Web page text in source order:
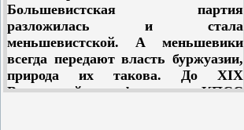
равной территориям Англии,
Франции, Италии, Бельгии и
Нидерландов вместе взятых.
Центральное место в плане
занимало полезащитное
лесоразведение и орошение. Проект,
Большевистская партия
разложилась и стала
меньшевистской. А меньшевики
всегда передают власть буржуазии,
природа их такова. До XIX
Всесоюзной конференции КПСС